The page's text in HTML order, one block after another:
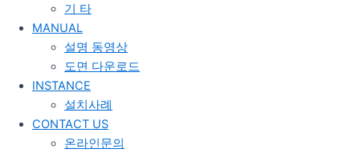
기 타
MANUAL
설명 동영상
도면 다운로드
INSTANCE
설치사례
CONTACT US
온라인문의